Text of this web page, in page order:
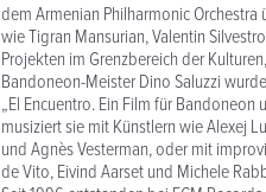
dem Armenian Philharmonic
wie Tigran Mansurian, Valentin
Projekten im Grenzbereich der
Bandoneon-Meister Dino Saluzzi
„El Encuentro. Ein Film für
musiziert sie mit Künstlern wie Alexej
und Agnès Vesterman, oder mit
de Vito, Eivind Aarset und Michele